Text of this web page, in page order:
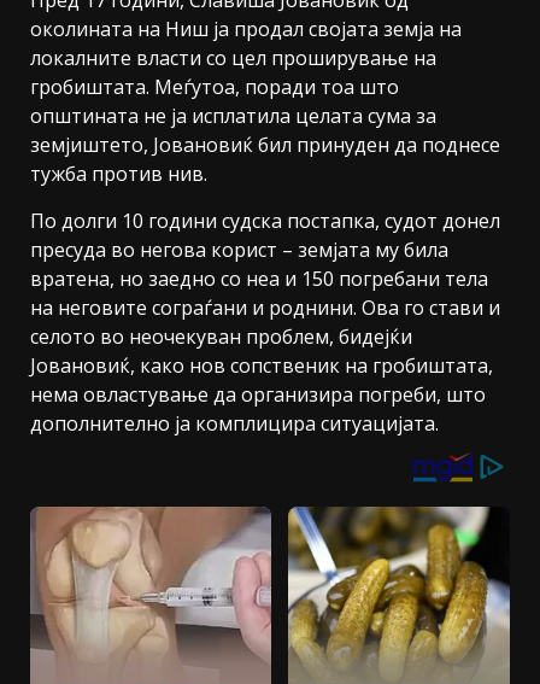
околината на Ниш ја продал својата земја на
локалните власти со цел проширување на
гробиштата. Меѓутоа, поради тоа што
општината не ја исплатила целата сума за
земјиштето, Јовановиќ бил принуден да поднесе
тужба против нив.
По долги 10 години судска постапка, судот донел
пресуда во негова корист – земјата му била
вратена, но заедно со неа и 150 погребани тела
на неговите сограѓани и роднини. Ова го стави и
селото во неочекуван проблем, бидејќи
Јовановиќ, како нов сопственик на гробиштата,
нема овластување да организира погреби, што
дополнително ја комплицира ситуацијата.